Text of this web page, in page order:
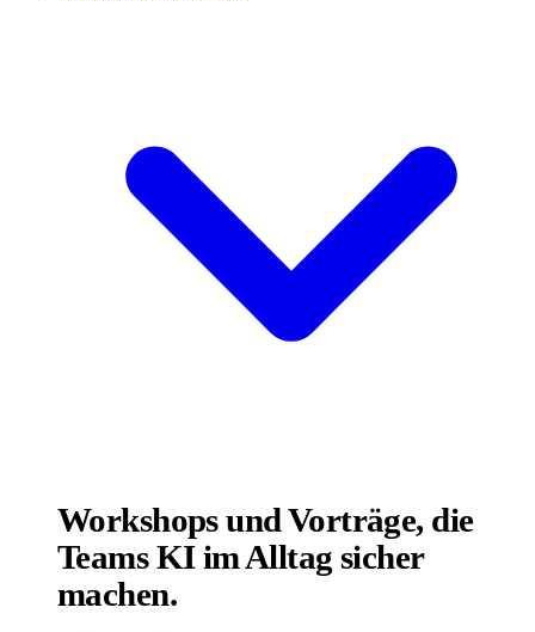
Workshops und Vorträge, die
Teams KI im Alltag sicher
machen.